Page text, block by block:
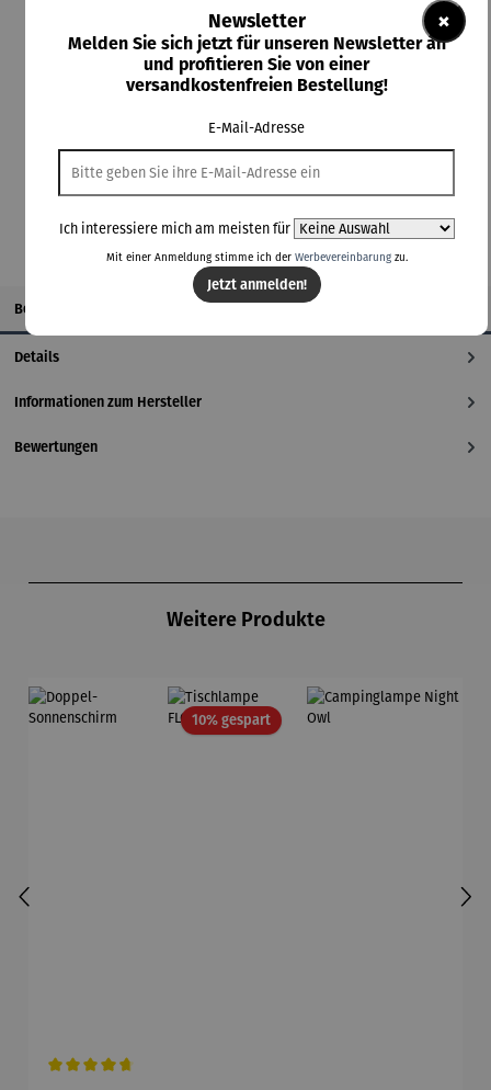
UVP54,95 €
Preise inkl. MwSt. zzgl. Versandkosten
In den Warenkorb
Beschreibung
Details
Informationen zum Hersteller
Bewertungen
Weitere Produkte
10% gespartRabatt
×
Newsletter
Melden Sie sich jetzt für unseren Newsletter an
und profitieren Sie von einer
versandkostenfreien Bestellung!
E-Mail-Adresse
Ich interessiere mich am meisten für
Mit einer Anmeldung stimme ich der Werbevereinbarungzu.
Jetzt anmelden!